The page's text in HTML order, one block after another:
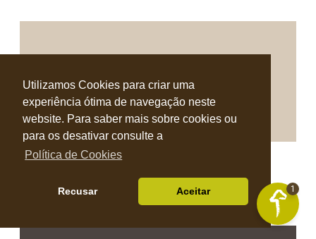
Utilizamos Cookies para criar uma
experiência ótima de navegação neste
website. Para saber mais sobre cookies ou
para os desativar consulte a
Política de Cookies
Recusar Aceitar
71578/OHNE
1